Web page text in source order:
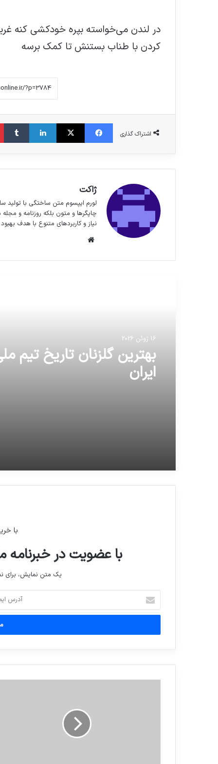
در لندن می‌خواسته بپره خودکشی کنه
کردن با طناب بستنش تا کمک برسه
اشتراک گذاری
فیس بوک X لینکدین
ژاکت
لورم ایپسوم متن ساختگی با تولید
چاپگرها و متون بلکه روزنامه و
نیاز و کاربردهای متنوع با هدف
16 ژوئن 2026
بهترین گلزنان تاریخ تیم
ایران
با
با عضویت در خبرنامه
یک متن نمایش،
آدرس
ایمیل
خود
وارد